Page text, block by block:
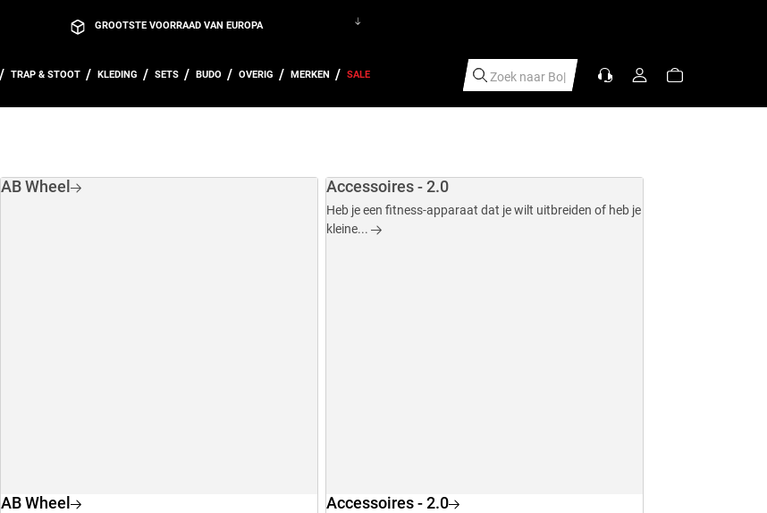
GROOTSTE VOORRAAD VAN EUROPA
KOM LANGS IN ONZE WINKEL IN HOUTEN, UTRECHT!
GRATIS VERZENDING VANAF € 100,-
TRAP & STOOT KLEDING SETS BUDO OVERIG MERKEN SALE Zoek naar Schee
AB Wheel
AB Wheel
Accessoires - 2.0
Heb je een fitness-apparaat dat je wilt uitbreiden of heb je
kleine...
Accessoires - 2.0